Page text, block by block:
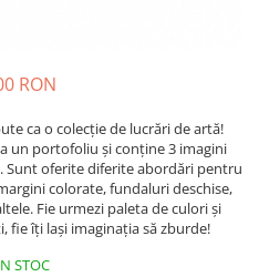
RON
ca o colecție de lucrări de artă!
un portofoliu și conține 3 imagini
Sunt oferite diferite abordări pentru
colorate, fundaluri deschise,
Fie urmezi paleta de culori și
fie îți lași imaginația să zburde!
STOC